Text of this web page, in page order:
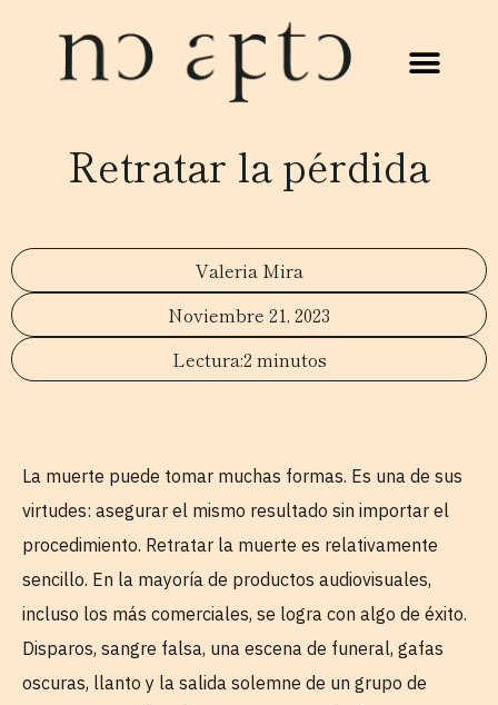
Retratar la pérdida
Valeria Mira
Noviembre 21, 2023
2 minutos
La muerte puede tomar muchas formas. Es una de sus
virtudes: asegurar el mismo resultado sin importar el
procedimiento. Retratar la muerte es relativamente
sencillo. En la mayoría de productos audiovisuales,
incluso los más comerciales, se logra con algo de éxito.
Disparos, sangre falsa, una escena de funeral, gafas
oscuras, llanto y la salida solemne de un grupo de